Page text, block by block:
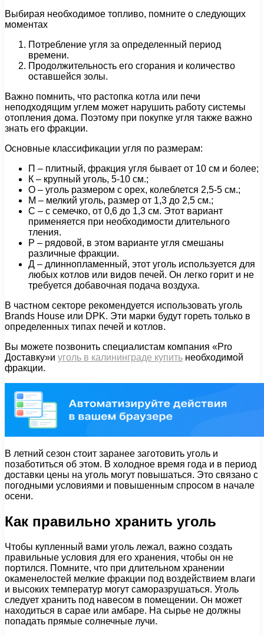
Выбирая необходимое топливо, помните о следующих
моментах
Потребление угля за определенный период
времени.
Продолжительность его сгорания и количество
оставшейся золы.
Важно помнить, что растопка котла или печи
неподходящим углем может нарушить работу системы
отопления дома. Поэтому при покупке угля также важно
знать его фракции.
Основные классификации угля по размерам:
П – плитный, фракция угля бывает от 10 см и более;
К – крупный уголь, 5-10 см.;
О – уголь размером с орех, колеблется 2,5-5 см.;
М – мелкий уголь, размер от 1,3 до 2,5 см.;
С – с семечко, от 0,6 до 1,3 см. Этот вариант
применяется при необходимости длительного
тления.
Р – рядовой, в этом варианте угля смешаны
различные фракции.
Д – длиннопламенный, этот уголь используется для
любых котлов или видов печей. Он легко горит и не
требуется добавочная подача воздуха.
В частном секторе рекомендуется использовать уголь
Brands House или DPK. Эти марки будут гореть только в
определенных типах печей и котлов.
Вы можете позвонить специалистам компания «Pro
Доставку»и уголь в калининграде купить необходимой
фракции.
В летний сезон стоит заранее заготовить уголь и
позаботиться об этом. В холодное время года и в период
доставки цены на уголь могут повышаться. Это связано с
погодными условиями и повышенным спросом в начале
осени.
Как правильно хранить уголь
Чтобы купленный вами уголь лежал, важно создать
правильные условия для его хранения, чтобы он не
портился. Помните, что при длительном хранении
окаменелостей мелкие фракции под воздействием влаги
и высоких температур могут саморазрушаться. Уголь
следует хранить под навесом в помещении. Он может
находиться в сарае или амбаре. На сырье не должны
попадать прямые солнечные лучи.